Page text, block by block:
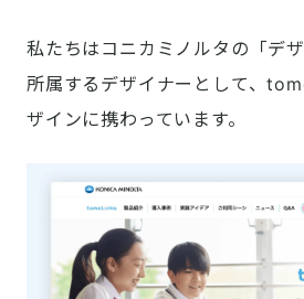
私たちはコニカミノルタの「デ
所属するデザイナーとして、
ザインに携わっています。